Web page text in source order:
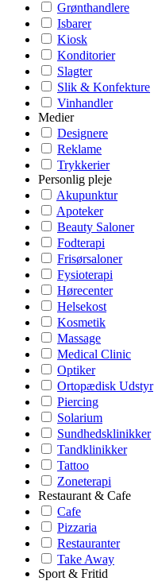
Grønthandlere
Isbarer
Kiosk
Konditorier
Slagter
Slik & Konfekture
Vinhandler
Medier
Designere
Reklame
Trykkerier
Personlig pleje
Akupunktur
Apoteker
Beauty Saloner
Fodterapi
Frisørsaloner
Fysioterapi
Hørecenter
Helsekost
Kosmetik
Massage
Medical Clinic
Optiker
Ortopædisk Udstyr
Piercing
Solarium
Sundhedsklinikker
Tandklinikker
Tattoo
Zoneterapi
Restaurant & Cafe
Cafe
Pizzaria
Restauranter
Take Away
Sport & Fritid